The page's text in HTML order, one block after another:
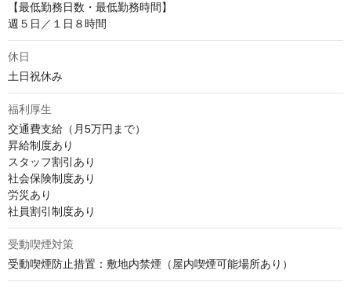
【最低勤務日数・最低勤務時間】
週５日／１日８時間
休日
土日祝休み
福利厚生
交通費支給（月5万円まで）
昇給制度あり
スタッフ割引あり
社会保険制度あり
労災あり
社員割引制度あり
受動喫煙対策
受動喫煙防止措置：敷地内禁煙（屋内喫煙可能場所あり）